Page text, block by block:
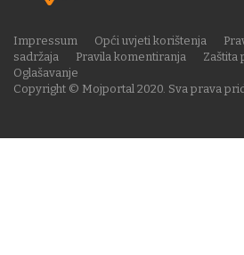
Copyright © Mojportal 2020. Sva prava
Impressum Opći uvjeti korištenja
sadržaja
Pravila komentiranja Zaštita
Oglašavanje